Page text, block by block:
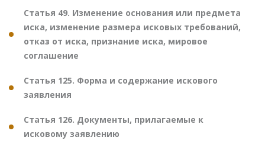
Статья 49. Изменение основания или предмета
иска, изменение размера исковых требований,
отказ от иска, признание иска, мировое
соглашение
Статья 125. Форма и содержание искового
заявления
Статья 126. Документы, прилагаемые к
исковому заявлению